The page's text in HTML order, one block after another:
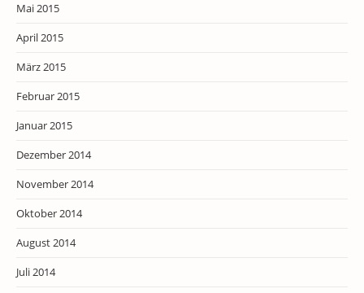
Mai 2015
April 2015
März 2015
Februar 2015
Januar 2015
Dezember 2014
November 2014
Oktober 2014
August 2014
Juli 2014